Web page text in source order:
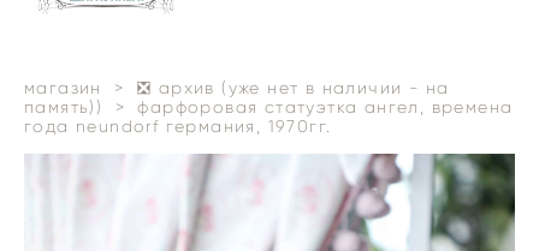
магазин >
❎ архив (уже нет в наличии - на
память))
>
фарфоровая статуэтка ангел, времена
года neundorf германия, 1970гг.